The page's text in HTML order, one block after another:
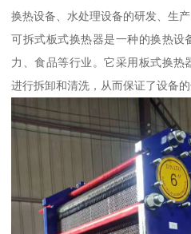
换热设备、水处理设备的研发、生产
可拆式板式换热器是一种的换热设
力、食品等行业。它采用板式换热
进行拆卸和清洗，从而保证了设备